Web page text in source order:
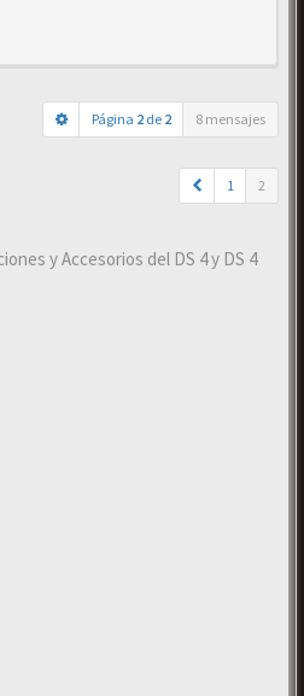
Página 2 de 2 8 mensajes
1 2
y Accesorios del DS 4 y DS 4